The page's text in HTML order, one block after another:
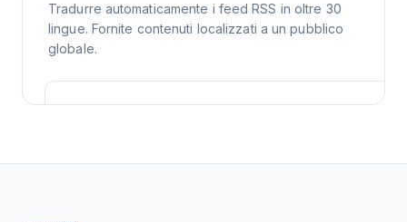
Tradurre automaticamente i feed RSS in oltre 30
lingue. Fornite contenuti localizzati a un pubblico
globale.